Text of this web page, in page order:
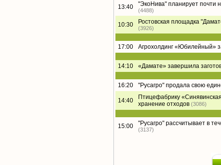
13:40 "ЭкоНива" планирует почти
(4488)
10:30 Ростовская площадка
(3926)
17:00 Агрохолдинг «Юбилейный»
14:10 «Дамате» завершила
16:20 "Русагро" продала свою
14:40
Птицефабрику
хранение отходов (3086)
15:00 "Русагро" рассчитывает в
(3137)